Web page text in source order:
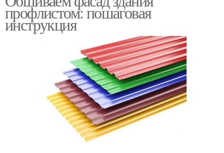
профлистом: пошаговая
инструкция